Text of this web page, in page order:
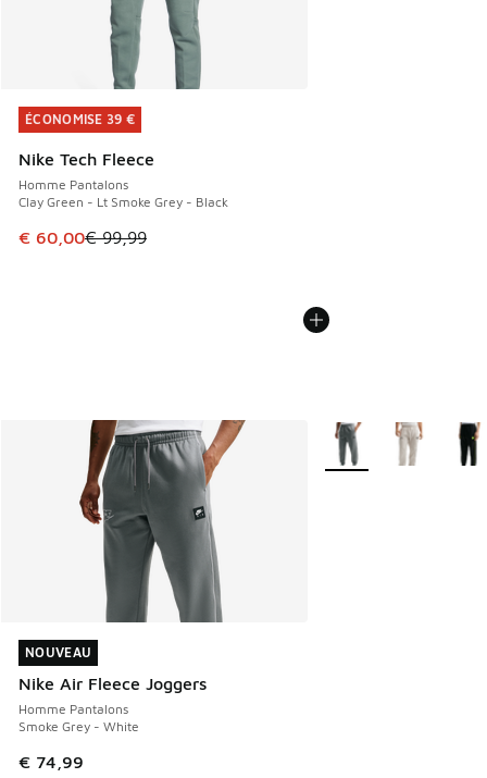
ÉCONOMISE 39 €
Nike Tech Fleece
Homme Pantalons
Clay Green - Lt Smoke Grey - Black
Cet article est en promotion. Prix en baisse de € 99,99 à
€ 60,00€ 99,99
ÉCONOMISE 39 €
NOUVEAU
Nike Air Fleece Joggers
Homme Pantalons
Smoke Grey - White
€ 74,99
NOUVEAU
Plus de couleurs